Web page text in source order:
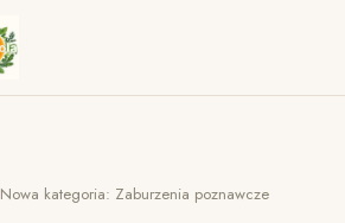
Nowa kategoria: Zaburzenia poznawcze